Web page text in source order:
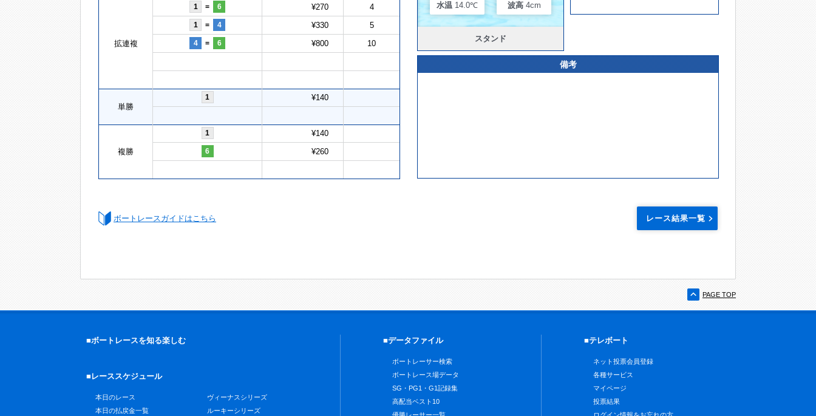
拡連複
1 = 6 ¥270 4
1 = 4 ¥330 5
4 = 6 ¥800 10
単勝
1 ¥140
複勝
1 ¥140
6 ¥260
水温 14.0℃ 波高 4cm
スタンド
備考
ボートレースガイドはこちら レース結果一覧
PAGE TOP
■ボートレースを知る楽しむ
■レーススケジュール
本日のレース
本日の払戻金一覧
ヴィーナスシリーズ
ルーキーシリーズ
■データファイル
ボートレーサー検索
ボートレース場データ
SG・PG1・G1記録集
高配当ベスト10
■テレボート
ネット投票会員登録
各種サービス
マイページ
投票結果